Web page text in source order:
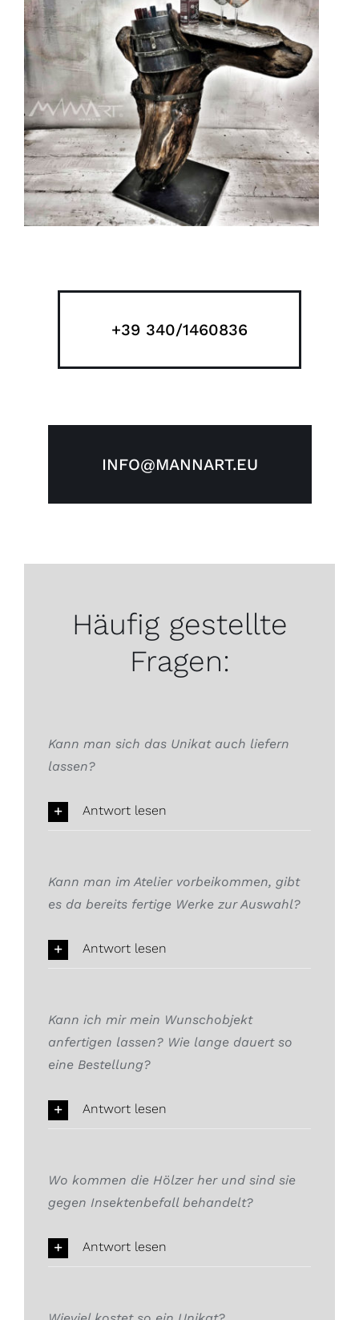
+39 340/1460836
INFO@MANNART.EU
Häufig gestellte
Fragen:
Kann man sich das Unikat auch liefern
lassen?
Antwort lesen
Kann man im Atelier vorbeikommen, gibt
es da bereits fertige Werke zur Auswahl?
Antwort lesen
Kann ich mir mein Wunschobjekt
anfertigen lassen? Wie lange dauert so
eine Bestellung?
Antwort lesen
Wo kommen die Hölzer her und sind sie
gegen Insektenbefall behandelt?
Antwort lesen